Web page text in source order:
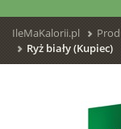
IleMaKalorii.pl
Ryż biały (Kupiec)